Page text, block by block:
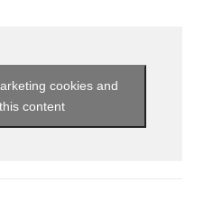
cookies and
content